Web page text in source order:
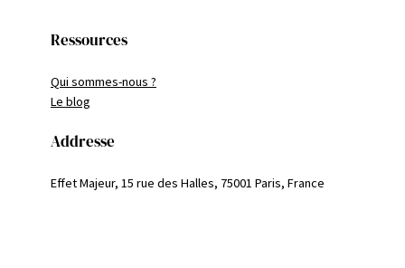
Ressources
Qui sommes-nous ?
Le blog
Addresse
Effet Majeur, 15 rue des Halles, 75001 Paris, France